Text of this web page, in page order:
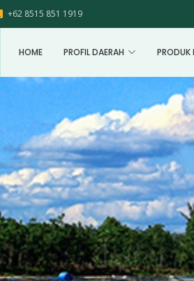
+62 8515 851 1919
HOME PROFIL DAERAH PRODUK